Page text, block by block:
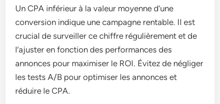
Un CPA inférieur à la valeur moyenne d’une
conversion indique une campagne rentable. Il est
crucial de surveiller ce chiffre régulièrement et de
l’ajuster en fonction des performances des
annonces pour maximiser le ROI. Évitez de négliger
les tests A/B pour optimiser les annonces et
réduire le CPA.